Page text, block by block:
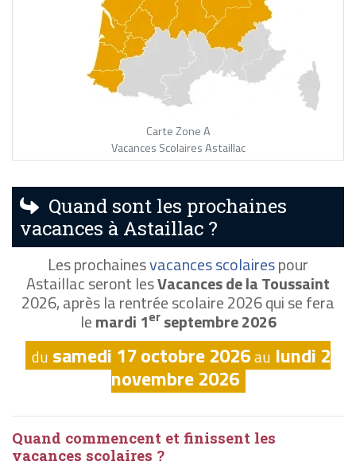
Carte Zone A
Vacances Scolaires Astaillac
Quand sont les prochaines
vacances à Astaillac ?
Les prochainesvacances scolairespour
Astaillac seront lesVacances de la Toussaint
2026, après la rentrée scolaire 2026 qui se fera
lemardi 1erseptembre 2026
du samedi 17 octobre 2026au lundi 2
novembre 2026
Quand commencent et finissent les
vacances scolaires ?